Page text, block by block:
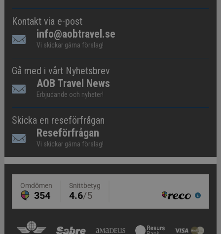
Kontakt via e-post
info@aobtravel.se
Vi skickar gärna förslag!
Gå med i vårt Nyhetsbrev
AOB Travel News
Erbjudande och nyheter!
Skicka en reseförfrågan
Reseförfrågan
Vi skickar gärna förslag!